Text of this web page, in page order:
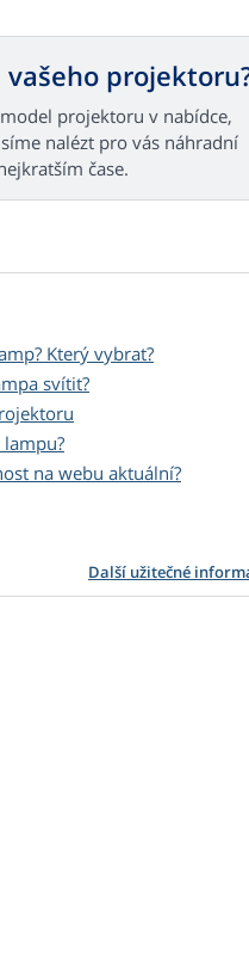
projektoru v nabídce,
nalézt pro vás náhradní
čase.
Který vybrat?
svítit?
na webu aktuální?
Další užitečné